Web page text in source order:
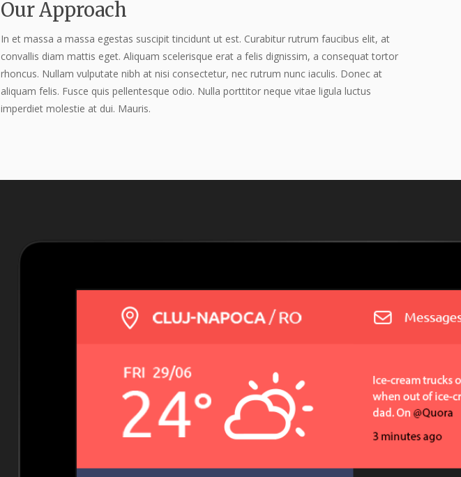
Our Approach
In et massa a massa egestas suscipit tincidunt ut est. Curabitur rutrum faucibus elit, at
convallis diam mattis eget. Aliquam scelerisque erat a felis dignissim, a consequat tortor
rhoncus. Nullam vulputate nibh at nisi consectetur, nec rutrum nunc iaculis. Donec at
aliquam felis. Fusce quis pellentesque odio. Nulla porttitor neque vitae ligula luctus
imperdiet molestie at dui. Mauris.